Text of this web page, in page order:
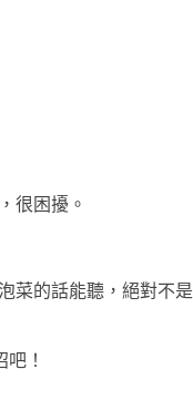
很困擾。
菜的話能聽，絕對不是
！